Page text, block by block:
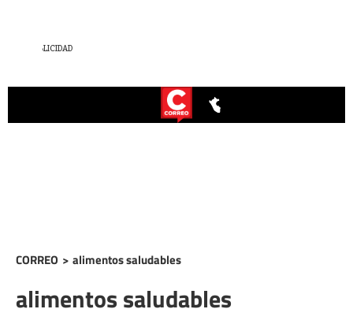
CORREO > alimentos saludables
alimentos saludables